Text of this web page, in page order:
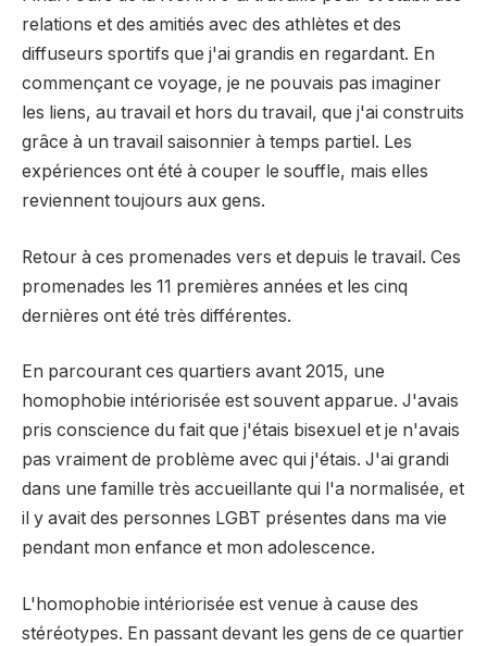
relations et des amitiés avec des athlètes et des
diffuseurs sportifs que j'ai grandis en regardant. En
commençant ce voyage, je ne pouvais pas imaginer
les liens, au travail et hors du travail, que j'ai construits
grâce à un travail saisonnier à temps partiel. Les
expériences ont été à couper le souffle, mais elles
reviennent toujours aux gens.
Retour à ces promenades vers et depuis le travail. Ces
promenades les 11 premières années et les cinq
dernières ont été très différentes.
En parcourant ces quartiers avant 2015, une
homophobie intériorisée est souvent apparue. J'avais
pris conscience du fait que j'étais bisexuel et je n'avais
pas vraiment de problème avec qui j'étais. J'ai grandi
dans une famille très accueillante qui l'a normalisée, et
il y avait des personnes LGBT présentes dans ma vie
pendant mon enfance et mon adolescence.
L'homophobie intériorisée est venue à cause des
stéréotypes. En passant devant les gens de ce quartier